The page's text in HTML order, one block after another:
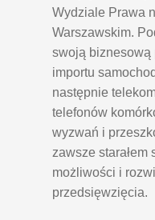
Wydziale Prawa
Warszawskim.
swoją biznesową
importu
następnie
telefonów
wyzwań i
zawsze starałem
możliwości i
przedsięwzięcia.